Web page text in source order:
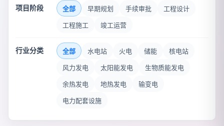
项目阶段 全部 早期规划 手续审批
工程设计
工程施工
竣工运营
行业分类 全部 水电站 火电 储能
核电站
风力发电
太阳能发电
生物质能发电
余热发电
地热发电
输变电
电力配套设施